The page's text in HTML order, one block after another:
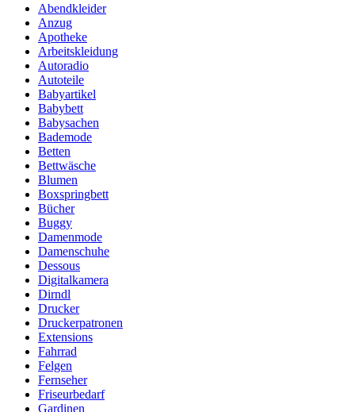
Abendkleider
Anzug
Apotheke
Arbeitskleidung
Autoradio
Autoteile
Babyartikel
Babybett
Babysachen
Bademode
Betten
Bettwäsche
Blumen
Boxspringbett
Bücher
Buggy
Damenmode
Damenschuhe
Dessous
Digitalkamera
Dirndl
Drucker
Druckerpatronen
Extensions
Fahrrad
Felgen
Fernseher
Friseurbedarf
Gardinen